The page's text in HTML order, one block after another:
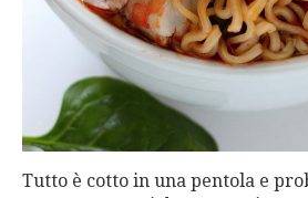
Tutto è cotto in una pentola e